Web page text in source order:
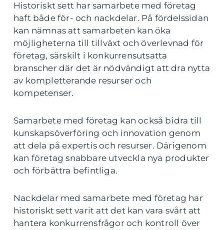
Historiskt sett har samarbete med företag
haft både för- och nackdelar. På fördelssidan
kan nämnas att samarbeten kan öka
möjligheterna till tillväxt och överlevnad för
företag, särskilt i konkurrensutsatta
branscher där det är nödvändigt att dra nytta
av kompletterande resurser och
kompetenser.
Samarbete med företag kan också bidra till
kunskapsöverföring och innovation genom
att dela på expertis och resurser. Därigenom
kan företag snabbare utveckla nya produkter
och förbättra befintliga.
Nackdelar med samarbete med företag har
historiskt sett varit att det kan vara svårt att
hantera konkurrensfrågor och kontroll över